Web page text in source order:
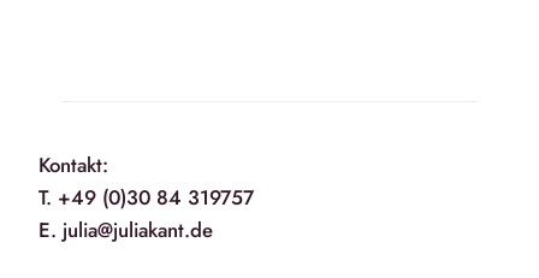
Kontakt:
T. +49 (0)30 84 319757
E. julia@juliakant.de